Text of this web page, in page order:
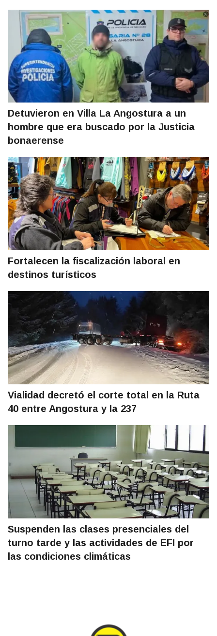
Detuvieron en Villa La Angostura a un
hombre que era buscado por la Justicia
bonaerense
Fortalecen la fiscalización laboral en
destinos turísticos
Vialidad decretó el corte total en la Ruta
40 entre Angostura y la 237
Suspenden las clases presenciales del
turno tarde y las actividades de EFI por
las condiciones climáticas